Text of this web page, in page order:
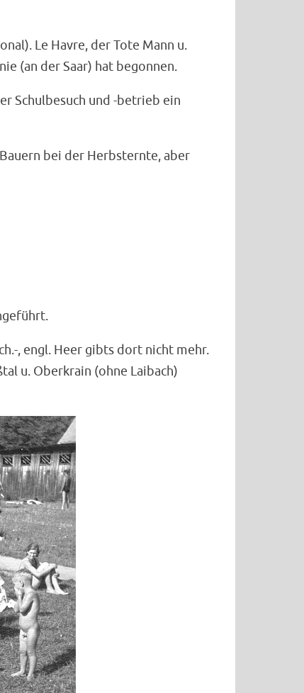
Le Havre, der Tote Mann u.
(an der Saar) hat begonnen.
Schulbesuch und -betrieb ein
bei der Herbsternte, aber
, engl. Heer gibts dort nicht mehr.
u. Oberkrain (ohne Laibach)